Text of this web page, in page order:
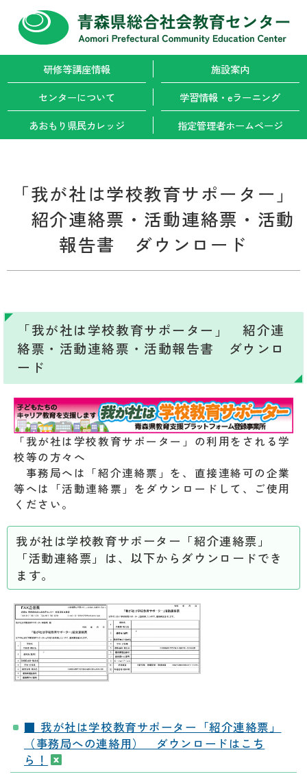
研修等講座情報
施設案内
センターについて
学習情報・ eラーニング
あおもり県民カレッジ
指定管理者ホームページ
「我が社は学校教育サポーター」
紹介連絡票・活動連絡票・活動
報告書 ダウンロード
「我が社は学校教育サポーター」 紹介連
絡票・活動連絡票・活動報告書 ダウンロ
ード
「我が社は学校教育サポーター」の利用をされる学
校等の方々へ
事務局へは「紹介連絡票」を、直接連絡可の企業
等へは「活動連絡票」をダウンロードして、ご使用
ください。
我が社は学校教育サポーター「紹介連絡票」
「活動連絡票」は、以下からダウンロードでき
ます。
■ 我が社は学校教育サポーター「紹介連絡票」
（事務局への連絡用） ダウンロードはこち
ら！